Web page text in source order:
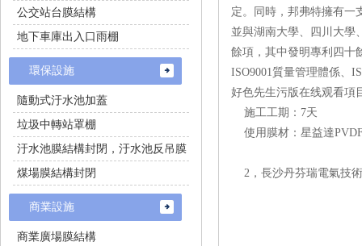
定。同時，邦弗特
並與湖南大學、四川大
餘項，其中發明專利四十
ISO9001質量管理體係、
好色先生污版在线观看項目
施工工期：7天
使用膜材：星益達
2，長沙丹芬瑞電氣技
公交站台膜結構
地下車庫出入口雨棚
環保設施
隨動式汙水池加蓋
垃圾中轉站罩棚
汙水池膜結構封閉，汙水池反吊膜
煤場膜結構封閉
商業設施
商業廣場膜結構